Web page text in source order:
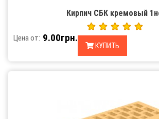
Кирпич СБК кремовый
Цена от: 9.00грн.
КУПИТЬ